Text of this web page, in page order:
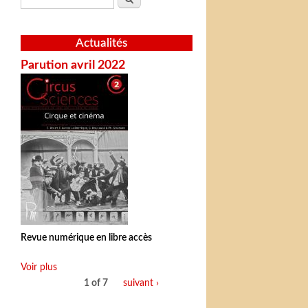
Actualités
Parution avril 2022
Revue numérique en libre accès
Voir plus
1 of 7
suivant ›